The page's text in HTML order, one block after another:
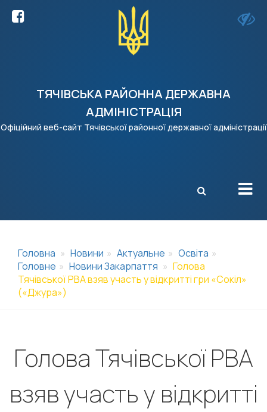
ТЯЧІВСЬКА РАЙОННА ДЕРЖАВНА
АДМІНІСТРАЦІЯ
Офіційний веб-сайт Тячівської районної державної адміністрації
Головна Новини Актуальне
Освіта
Головне
Новини Закарпаття
Голова
Тячівської РВА взяв участь у відкритті гри «Сокіл»
(«Джура»)
Голова Тячівської РВА
взяв участь у відкритті